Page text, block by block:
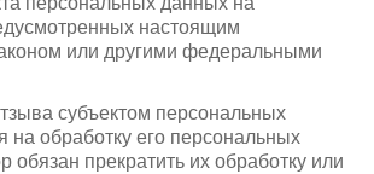
настоящим
или другими федеральными
субъектом персональных
на обработку его персональных
обязан прекратить их обработку или